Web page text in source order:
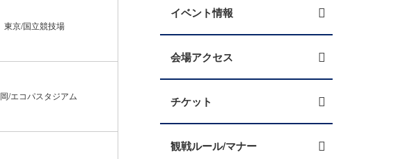
東京/国立競技場
/エコパスタジアム
イベント情報
会場アクセス
チケット
観戦ルール/マナー